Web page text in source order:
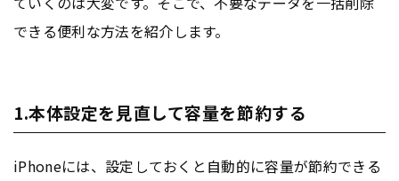
できる便利な方法を紹介します。
1.本体設定を見直して容量を節約する
iPhoneには、設定しておくと自動的に容量が節約できる